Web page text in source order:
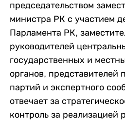
председательством
министра РК с участием
Парламента РК,
руководителей
государственных и
органов, представителей
партий и экспертного
отвечает за
контроль за реализацией